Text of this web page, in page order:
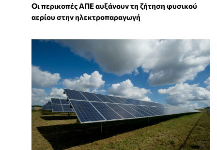
Οι περικοπές ΑΠΕ αυξάνουν τη ζήτηση φυσικού
αερίου στην ηλεκτροπαραγωγή